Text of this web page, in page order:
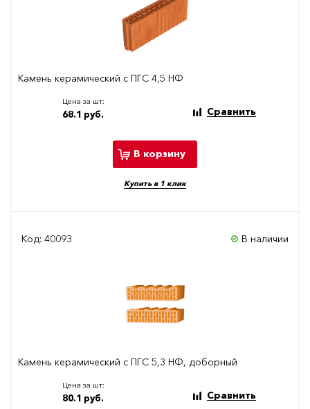
Камень керамический с ПГС 4,5 НФ
Цена за шт:
68.1 руб. Сравнить
В корзину
Купить в 1 клик
Код: 40093 В наличии
Камень керамический с ПГС 5,3 НФ, доборный
Цена за шт:
80.1 руб. Сравнить